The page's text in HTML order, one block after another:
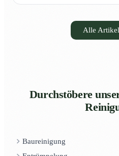
Alle
Durchstöbere
Baureinigung